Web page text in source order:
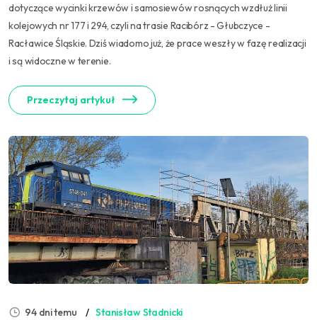
dotyczące wycinki krzewów i samosiewów rosnących wzdłuż linii
kolejowych nr 177 i 294, czyli na trasie Racibórz - Głubczyce -
Racławice Śląskie. Dziś wiadomo już, że prace weszły w fazę realizacji
i są widoczne w terenie.
Przeczytaj artykuł
94 dni temu Stanisław Stadnicki